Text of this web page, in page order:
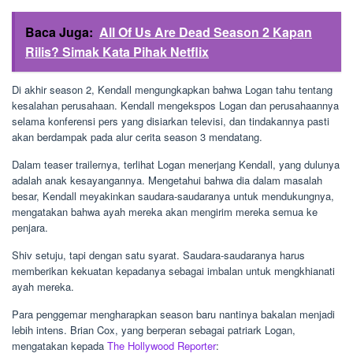
Baca Juga: All Of Us Are Dead Season 2 Kapan
Rilis? Simak Kata Pihak Netflix
Di akhir season 2, Kendall mengungkapkan bahwa Logan tahu tentang
kesalahan perusahaan. Kendall mengekspos Logan dan perusahaannya
selama konferensi pers yang disiarkan televisi, dan tindakannya pasti
akan berdampak pada alur cerita season 3 mendatang.
Dalam teaser trailernya, terlihat Logan menerjang Kendall, yang dulunya
adalah anak kesayangannya. Mengetahui bahwa dia dalam masalah
besar, Kendall meyakinkan saudara-saudaranya untuk mendukungnya,
mengatakan bahwa ayah mereka akan mengirim mereka semua ke
penjara.
Shiv setuju, tapi dengan satu syarat. Saudara-saudaranya harus
memberikan kekuatan kepadanya sebagai imbalan untuk mengkhianati
ayah mereka.
Para penggemar mengharapkan season baru nantinya bakalan menjadi
lebih intens. Brian Cox, yang berperan sebagai patriark Logan,
mengatakan kepada The Hollywood Reporter: